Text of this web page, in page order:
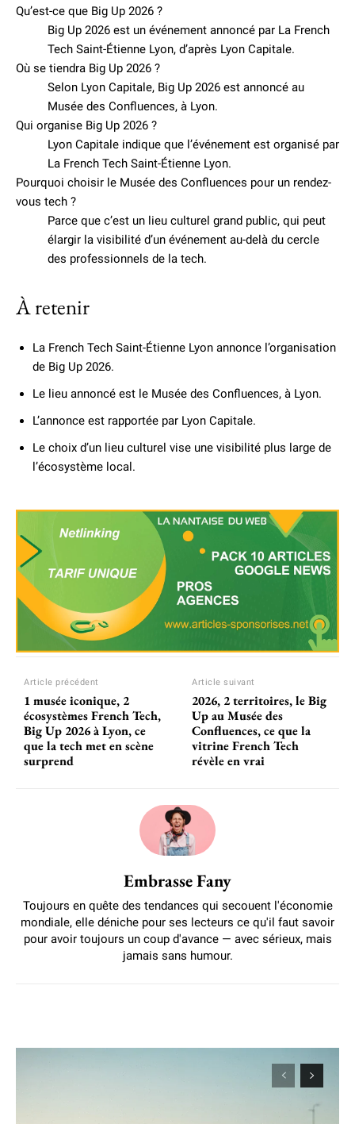
Qu’est-ce que Big Up 2026 ?
Big Up 2026 est un événement annoncé par La French
Tech Saint-Étienne Lyon, d’après Lyon Capitale.
Où se tiendra Big Up 2026 ?
Selon Lyon Capitale, Big Up 2026 est annoncé au
Musée des Confluences, à Lyon.
Qui organise Big Up 2026 ?
Lyon Capitale indique que l’événement est organisé par
La French Tech Saint-Étienne Lyon.
Pourquoi choisir le Musée des Confluences pour un rendez-
vous tech ?
Parce que c’est un lieu culturel grand public, qui peut
élargir la visibilité d’un événement au-delà du cercle
des professionnels de la tech.
À retenir
La French Tech Saint-Étienne Lyon annonce l’organisation
de Big Up 2026.
Le lieu annoncé est le Musée des Confluences, à Lyon.
L’annonce est rapportée par Lyon Capitale.
Le choix d’un lieu culturel vise une visibilité plus large de
l’écosystème local.
Article précédent
1 musée iconique, 2
écosystèmes French Tech,
Big Up 2026 à Lyon, ce
que la tech met en scène
surprend
Article suivant
2026, 2 territoires, le Big
Up au Musée des
Confluences, ce que la
vitrine French Tech
révèle en vrai
Embrasse Fany
Toujours en quête des tendances qui secouent l'économie
mondiale, elle déniche pour ses lecteurs ce qu'il faut savoir
pour avoir toujours un coup d'avance — avec sérieux, mais
jamais sans humour.